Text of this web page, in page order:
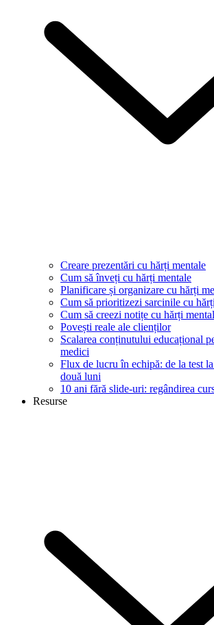
Creare prezentări cu hărți mentale
Cum să înveți cu hărți mentale
Planificare și organizare cu hărți
Cum să prioritizezi sarcinile cu
Cum să creezi notițe cu hărți
Povești reale ale clienților
Scalarea conținutului educațional
medici
Flux de lucru în echipă: de la test
două luni
10 ani fără slide-uri: regândirea
Resurse